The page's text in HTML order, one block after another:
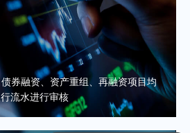
券融资、资产重组、再融资项目均
流水进行审核